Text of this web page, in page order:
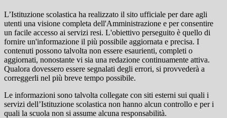
L’Istituzione scolastica ha realizzato il sito ufficiale per dare agli
utenti una visione completa dell'Amministrazione e per consentire
un facile accesso ai servizi resi. L'obiettivo perseguito è quello di
fornire un'informazione il più possibile aggiornata e precisa. I
contenuti possono talvolta non essere esaurienti, completi o
aggiornati, nonostante vi sia una redazione continuamente attiva.
Qualora dovessero essere segnalati degli errori, si provvederà a
correggerli nel più breve tempo possibile.
Le informazioni sono talvolta collegate con siti esterni sui quali i
servizi dell’Istituzione scolastica non hanno alcun controllo e per i
quali la scuola non si assume alcuna responsabilità.